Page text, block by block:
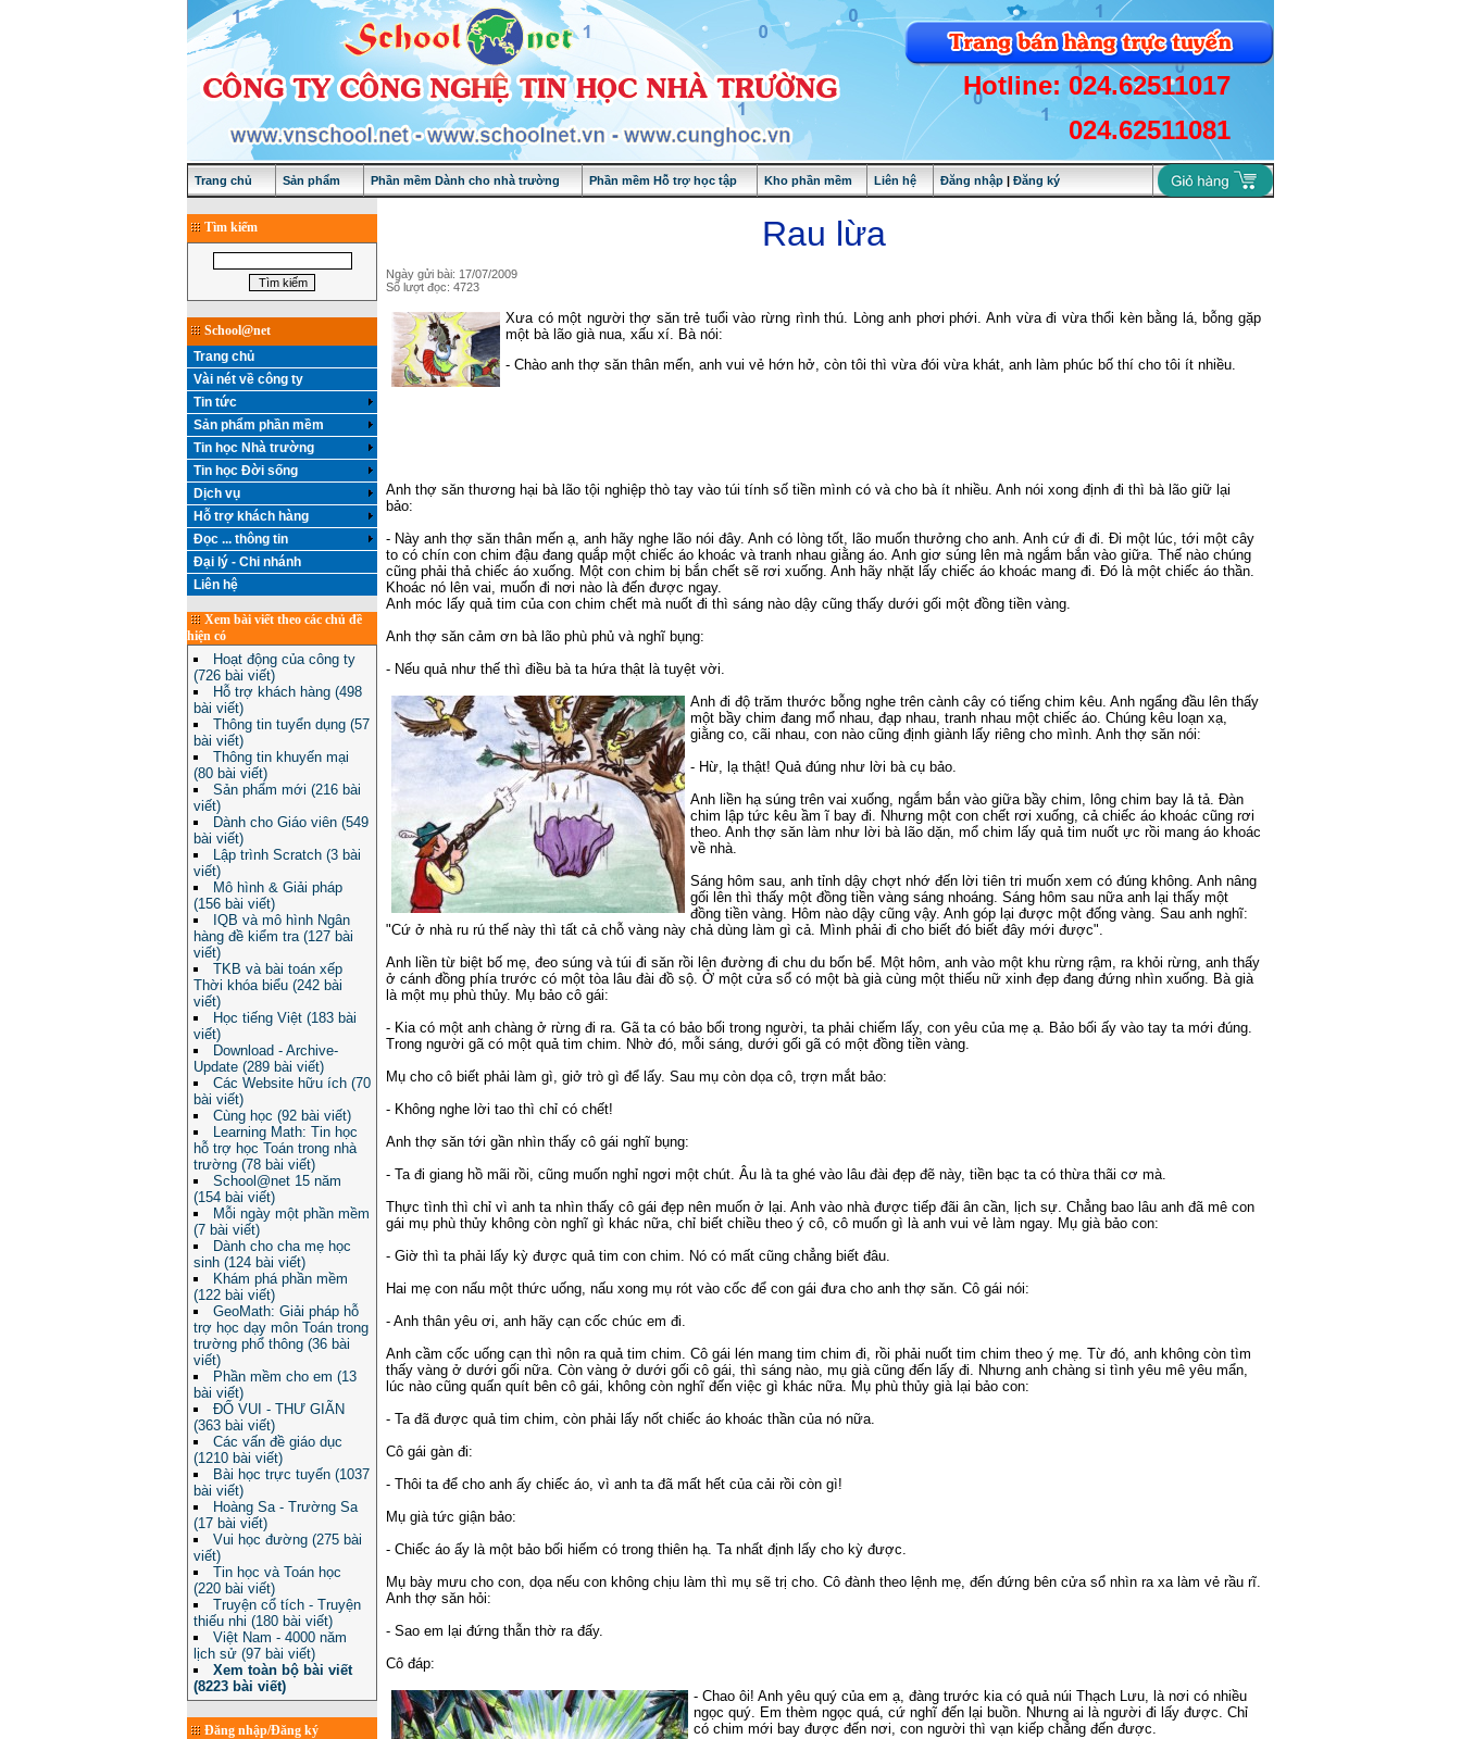
Hotline: 024.62511017
024.62511081
Trang chủ Sản phẩm Phần mềm Dành cho nhà trường Phần mềm Hỗ trợ học tập Kho phần mềm Liên hệ Đăng nhập | Đăng ký
Tìm kiếm
School@net
Trang chủ
Vài nét về công ty
Tin tức
Sản phẩm phần mềm
Tin học Nhà trường
Tin học Đời sống
Dịch vụ
Hỗ trợ khách hàng
Đọc ... thông tin
Đại lý - Chi nhánh
Liên hệ
Xem bài viết theo các chủ đề
hiện có
Hoạt động của công ty
(726 bài viết)
Hỗ trợ khách hàng (498
bài viết)
Thông tin tuyển dụng (57
bài viết)
Thông tin khuyến mại
(80 bài viết)
Sản phẩm mới (216 bài
viết)
Dành cho Giáo viên (549
bài viết)
Lập trình Scratch (3 bài
viết)
Mô hình & Giải pháp
(156 bài viết)
IQB và mô hình Ngân
hàng đề kiểm tra (127 bài
viết)
TKB và bài toán xếp
Thời khóa biểu (242 bài
viết)
Học tiếng Việt (183 bài
viết)
Download - Archive-
Update (289 bài viết)
Các Website hữu ích (70
bài viết)
Cùng học (92 bài viết)
Learning Math: Tin học
hỗ trợ học Toán trong nhà
trường (78 bài viết)
School@net 15 năm
(154 bài viết)
Mỗi ngày một phần mềm
(7 bài viết)
Dành cho cha mẹ học
sinh (124 bài viết)
Khám phá phần mềm
(122 bài viết)
GeoMath: Giải pháp hỗ
trợ học dạy môn Toán trong
trường phổ thông (36 bài
viết)
Phần mềm cho em (13
bài viết)
ĐỐ VUI - THƯ GIÃN
(363 bài viết)
Các vấn đề giáo dục
(1210 bài viết)
Bài học trực tuyến (1037
bài viết)
Hoàng Sa - Trường Sa
(17 bài viết)
Vui học đường (275 bài
viết)
Tin học và Toán học
(220 bài viết)
Truyện cổ tích - Truyện
thiếu nhi (180 bài viết)
Việt Nam - 4000 năm
lịch sử (97 bài viết)
Xem toàn bộ bài viết
(8223 bài viết)
Đăng nhập/Đăng ký
Rau lừa
Ngày gửi bài: 17/07/2009
Số lượt đọc: 4723
Xưa có một người thợ săn trẻ tuổi vào rừng rình thú. Lòng anh phơi phới. Anh vừa đi vừa thổi kèn bằng lá, bỗng gặp
một bà lão già nua, xấu xí. Bà nói:
- Chào anh thợ săn thân mến, anh vui vẻ hớn hở, còn tôi thì vừa đói vừa khát, anh làm phúc bố thí cho tôi ít nhiều.
Anh thợ săn thương hại bà lão tội nghiệp thò tay vào túi tính số tiền mình có và cho bà ít nhiều. Anh nói xong định đi thì bà lão giữ lại
bảo:
- Này anh thợ săn thân mến ạ, anh hãy nghe lão nói đây. Anh có lòng tốt, lão muốn thưởng cho anh. Anh cứ đi đi. Đi một lúc, tới một cây
to có chín con chim đậu đang quắp một chiếc áo khoác và tranh nhau giằng áo. Anh giơ súng lên mà ngắm bắn vào giữa. Thế nào chúng
cũng phải thả chiếc áo xuống. Một con chim bị bắn chết sẽ rơi xuống. Anh hãy nhặt lấy chiếc áo khoác mang đi. Đó là một chiếc áo thần.
Khoác nó lên vai, muốn đi nơi nào là đến được ngay.
Anh móc lấy quả tim của con chim chết mà nuốt đi thì sáng nào dậy cũng thấy dưới gối một đồng tiền vàng.
Anh thợ săn cảm ơn bà lão phù phủ và nghĩ bụng:
- Nếu quả như thế thì điều bà ta hứa thật là tuyệt vời.
Anh đi độ trăm thước bỗng nghe trên cành cây có tiếng chim kêu. Anh ngẩng đầu lên thấy
một bầy chim đang mổ nhau, đạp nhau, tranh nhau một chiếc áo. Chúng kêu loạn xạ,
giằng co, cãi nhau, con nào cũng định giành lấy riêng cho mình. Anh thợ săn nói:
- Hừ, lạ thật! Quả đúng như lời bà cụ bảo.
Anh liền hạ súng trên vai xuống, ngắm bắn vào giữa bầy chim, lông chim bay lả tả. Đàn
chim lập tức kêu ầm ĩ bay đi. Nhưng một con chết rơi xuống, cả chiếc áo khoác cũng rơi
theo. Anh thợ săn làm như lời bà lão dặn, mổ chim lấy quả tim nuốt ực rồi mang áo khoác
về nhà.
Sáng hôm sau, anh tỉnh dậy chợt nhớ đến lời tiên tri muốn xem có đúng không. Anh nâng
gối lên thì thấy một đồng tiền vàng sáng nhoáng. Sáng hôm sau nữa anh lại thấy một
đồng tiền vàng. Hôm nào dậy cũng vậy. Anh góp lại được một đống vàng. Sau anh nghĩ:
"Cứ ở nhà ru rú thế này thì tất cả chỗ vàng này chả dùng làm gì cả. Mình phải đi cho biết đó biết đây mới được".
Anh liền từ biệt bố mẹ, đeo súng và túi đi săn rồi lên đường đi chu du bốn bể. Một hôm, anh vào một khu rừng rậm, ra khỏi rừng, anh thấy
ở cánh đồng phía trước có một tòa lâu đài đồ sộ. Ở một cửa sổ có một bà già cùng một thiếu nữ xinh đẹp đang đứng nhìn xuống. Bà già
là một mụ phù thủy. Mụ bảo cô gái:
- Kia có một anh chàng ở rừng đi ra. Gã ta có bảo bối trong người, ta phải chiếm lấy, con yêu của mẹ ạ. Bảo bối ấy vào tay ta mới đúng.
Trong người gã có một quả tim chim. Nhờ đó, mỗi sáng, dưới gối gã có một đồng tiền vàng.
Mụ cho cô biết phải làm gì, giở trò gì để lấy. Sau mụ còn dọa cô, trợn mắt bảo:
- Không nghe lời tao thì chỉ có chết!
Anh thợ săn tới gần nhìn thấy cô gái nghĩ bụng:
- Ta đi giang hồ mãi rồi, cũng muốn nghỉ ngơi một chút. Âu là ta ghé vào lâu đài đẹp đẽ này, tiền bạc ta có thừa thãi cơ mà.
Thực tình thì chỉ vì anh ta nhìn thấy cô gái đẹp nên muốn ở lại. Anh vào nhà được tiếp đãi ân cần, lịch sự. Chẳng bao lâu anh đã mê con
gái mụ phù thủy không còn nghĩ gì khác nữa, chỉ biết chiều theo ý cô, cô muốn gì là anh vui vẻ làm ngay. Mụ già bảo con:
- Giờ thì ta phải lấy kỳ được quả tim con chim. Nó có mất cũng chẳng biết đâu.
Hai mẹ con nấu một thức uống, nấu xong mụ rót vào cốc để con gái đưa cho anh thợ săn. Cô gái nói:
- Anh thân yêu ơi, anh hãy cạn cốc chúc em đi.
Anh cầm cốc uống cạn thì nôn ra quả tim chim. Cô gái lén mang tim chim đi, rồi phải nuốt tim chim theo ý mẹ. Từ đó, anh không còn tìm
thấy vàng ở dưới gối nữa. Còn vàng ở dưới gối cô gái, thì sáng nào, mụ già cũng đến lấy đi. Nhưng anh chàng si tình yêu mê yêu mẩn,
lúc nào cũng quấn quít bên cô gái, không còn nghĩ đến việc gì khác nữa. Mụ phù thủy già lại bảo con:
- Ta đã được quả tim chim, còn phải lấy nốt chiếc áo khoác thần của nó nữa.
Cô gái gàn đi:
- Thôi ta để cho anh ấy chiếc áo, vì anh ta đã mất hết của cải rồi còn gì!
Mụ già tức giận bảo:
- Chiếc áo ấy là một bảo bối hiếm có trong thiên hạ. Ta nhất định lấy cho kỳ được.
Mụ bày mưu cho con, dọa nếu con không chịu làm thì mụ sẽ trị cho. Cô đành theo lệnh mẹ, đến đứng bên cửa sổ nhìn ra xa làm vẻ rầu rĩ.
Anh thợ săn hỏi:
- Sao em lại đứng thẫn thờ ra đấy.
Cô đáp:
- Chao ôi! Anh yêu quý của em ạ, đàng trước kia có quả núi Thạch Lưu, là nơi có nhiều
ngọc quý. Em thèm ngọc quá, cứ nghĩ đến lại buồn. Nhưng ai là người đi lấy được. Chỉ
có chim mới bay được đến nơi, con người thì vạn kiếp chẳng đến được.